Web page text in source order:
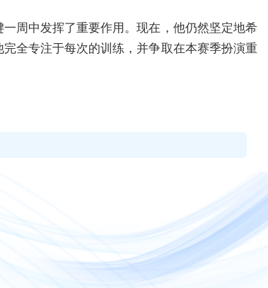
周中发挥了重要作用。现在，他仍然坚定地希
全专注于每次的训练，并争取在本赛季扮演重